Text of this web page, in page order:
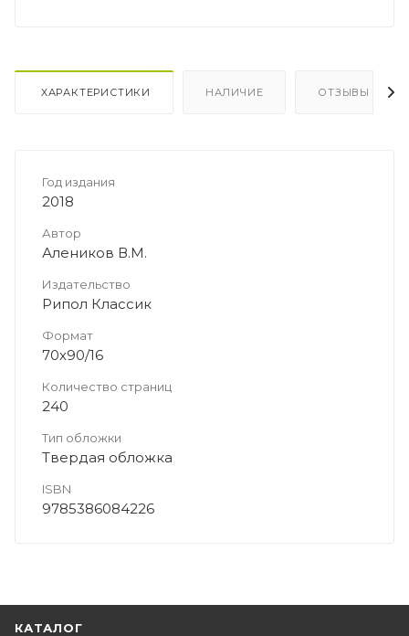
ХАРАКТЕРИСТИКИ НАЛИЧИЕ ОТЗЫВЫ
Год издания
2018
Автор
Алеников В.М.
Издательство
Рипол Классик
Формат
70х90/16
Количество страниц
240
Тип обложки
Твердая обложка
ISBN
9785386084226
КАТАЛОГ